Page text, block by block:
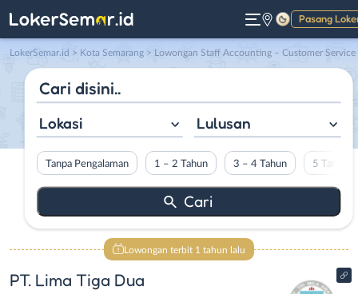
Pasang
Gelap
LokerSemar.id > Kota Semarang > Lowongan Staff Accounting – Customer Service Office & Staff Penagihan – Staff Finance & Operasional Luar kota di PT. Lima Tiga Dua
Lokasi Lulusan
Tanpa Pengalaman 1 – 2 Tahun 3 – 4 Tahun 5 Tahun
Lowongan terbit 1 tahun lalu
PT. Lima Tiga Dua